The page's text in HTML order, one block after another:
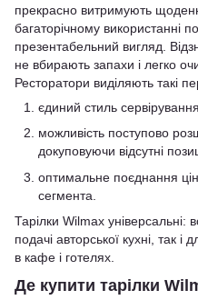
прекрасно витримують
багаторічному використанні
презентабельний вигляд.
не вбирають запахи і легко
Ресторатори виділяють такі
єдиний стиль
можливість поступово
докуповуючи відсутні
оптимальне поєднання
сегмента.
Тарілки Wilmax універсальні:
подачі авторської кухні, так
в кафе і готелях.
Де купити тарілки